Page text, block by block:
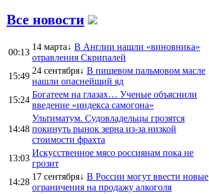
Все новости
00:13
14 марта↓ В Англии нашли «виновника»
отравления Скрипалей
15:49
24 сентября↓ В пищевом пальмовом масле
нашли опаснейший яд
15:24
Богатеем на глазах… Ученые объяснили
введение «индекса самогона»
14:48
Ультиматум. Судовладельцы грозятся
покинуть рынок зерна из-за низкой
стоимости фрахта
13:03
Искусственное мясо россиянам пока не
грозит
14:28
17 сентября↓ В России могут ввести новые
ограничения на продажу алкоголя